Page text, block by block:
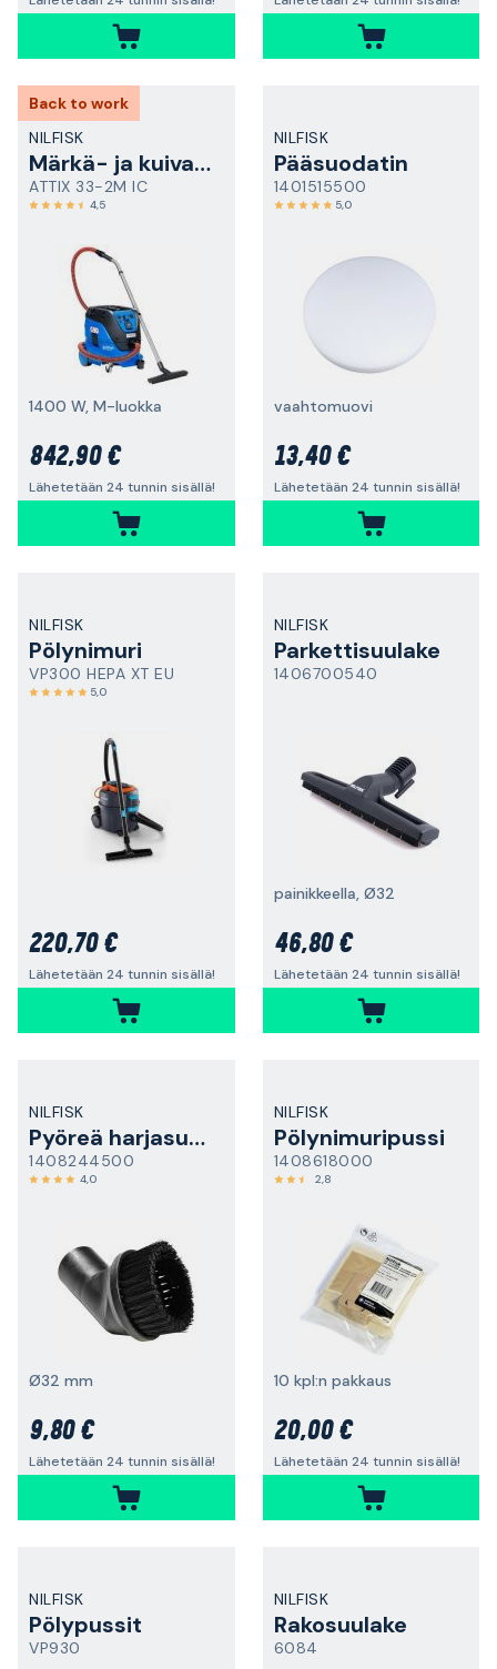
Back to work
NILFISK
Märkä- ja kuivaimuri
ATTIX 33-2M IC
4,5
1400 W, M-luokka
842,90 €
Lähetetään 24 tunnin sisällä!
NILFISK
Pääsuodatin
1401515500
5,0
vaahtomuovi
13,40 €
Lähetetään 24 tunnin sisällä!
NILFISK
Pölynimuri
VP300 HEPA XT EU
5,0
220,70 €
Lähetetään 24 tunnin sisällä!
NILFISK
Parkettisuulake
1406700540
painikkeella, Ø32
46,80 €
Lähetetään 24 tunnin sisällä!
NILFISK
Pyöreä harjasuulake
1408244500
4,0
Ø32 mm
9,80 €
Lähetetään 24 tunnin sisällä!
NILFISK
Pölynimuripussi
1408618000
2,8
10 kpl:n pakkaus
20,00 €
Lähetetään 24 tunnin sisällä!
NILFISK
Pölypussit
VP930
NILFISK
Rakosuulake
6084